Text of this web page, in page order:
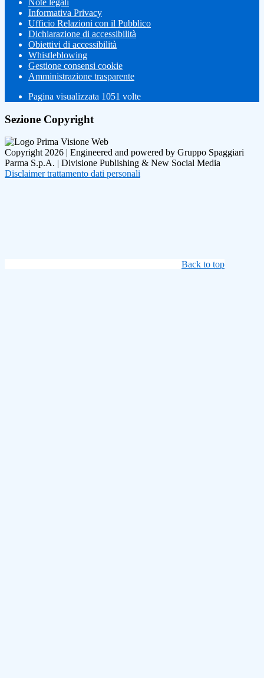
Note legali
Informativa Privacy
Ufficio Relazioni con il Pubblico
Dichiarazione di accessibilità
Obiettivi di accessibilità
Whistleblowing
Gestione consensi cookie
Amministrazione trasparente
Pagina visualizzata 1051 volte
Sezione Copyright
Copyright 2026 | Engineered and powered by Gruppo Spaggiari
Parma S.p.A. | Divisione Publishing & New Social Media
Disclaimer trattamento dati personali
Back to top